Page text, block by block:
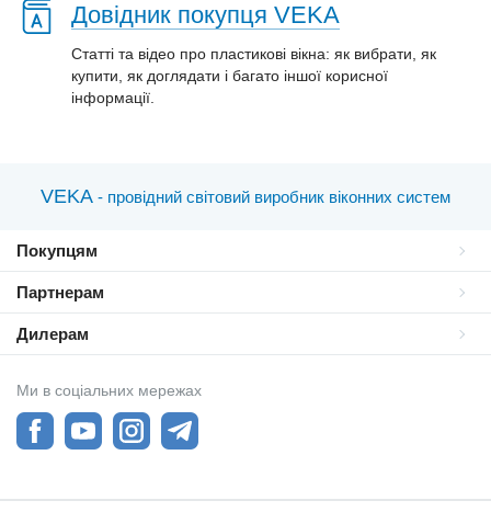
Довідник покупця VEKA
Статті та відео про пластиковi вікна: як вибрати, як
купити, як доглядати і багато іншої корисної
інформації.
VEKA - провідний світовий виробник віконних систем
Покупцям
Партнерам
Дилерам
Ми в соціальних мережах